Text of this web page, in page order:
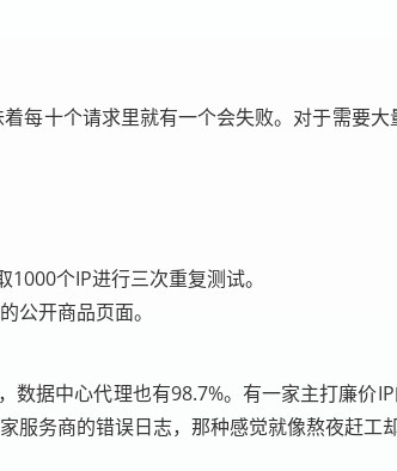
每十个请求里就有一个会失败。对于需要
个IP进行三次重复测试。
公开商品页面。
据中心代理也有98.7%。有一家主打廉价
务商的错误日志，那种感觉就像熬夜赶工